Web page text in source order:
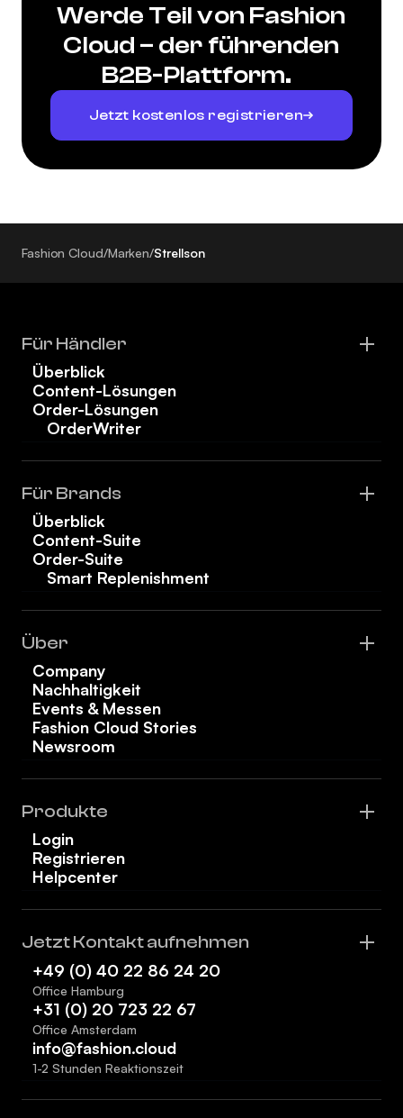
Werde Teil von Fashion
Cloud – der führenden
B2B-Plattform.
Jetzt kostenlos registrieren
Fashion Cloud/Marken/Strellson
Für Händler
Überblick
Content-Lösungen
Order-Lösungen
OrderWriter
Für Brands
Überblick
Content-Suite
Order-Suite
Smart Replenishment
Über
Company
Nachhaltigkeit
Events & Messen
Fashion Cloud Stories
Newsroom
Produkte
Login
Registrieren
Helpcenter
Jetzt Kontakt aufnehmen
+49 (0) 40 22 86 24 20
Office Hamburg
+31 (0) 20 723 22 67
Office Amsterdam
info@fashion.cloud
1-2 Stunden Reaktionszeit